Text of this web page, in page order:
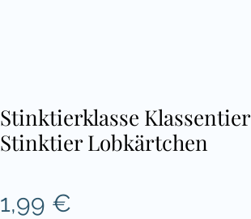
Stinktierklasse Klassentier
Stinktier Lobkärtchen
1,99 €